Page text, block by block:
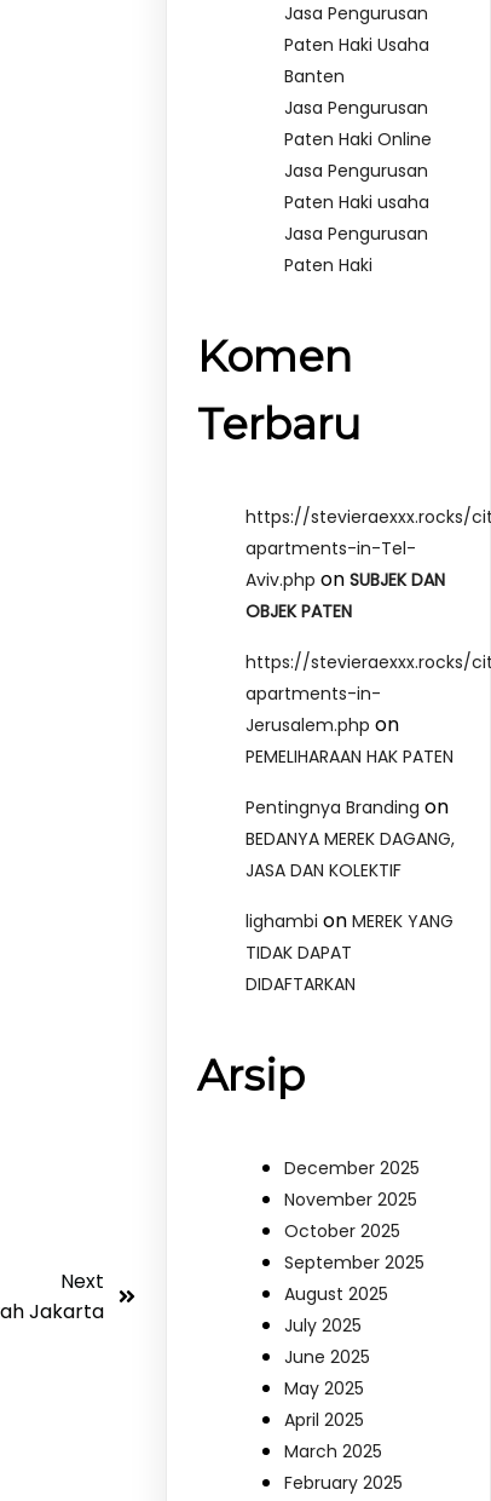
Next
Jakarta
Jasa Pengurusan
Paten Haki Usaha
Banten
Jasa Pengurusan
Paten Haki Online
Jasa Pengurusan
Paten Haki usaha
Jasa Pengurusan
Paten Haki
Komen
Terbaru
https://stevieraexxx.rocks/
apartments-in-Tel-
Aviv.php onSUBJEK DAN
OBJEK PATEN
https://stevieraexxx.rocks/
apartments-in-
Jerusalem.php on
PEMELIHARAAN HAK PATEN
Pentingnya Branding on
BEDANYA MEREK DAGANG,
JASA DAN KOLEKTIF
lighambi onMEREK YANG
TIDAK DAPAT
DIDAFTARKAN
Arsip
December 2025
November 2025
October 2025
September 2025
August 2025
July 2025
June 2025
May 2025
April 2025
March 2025
February 2025